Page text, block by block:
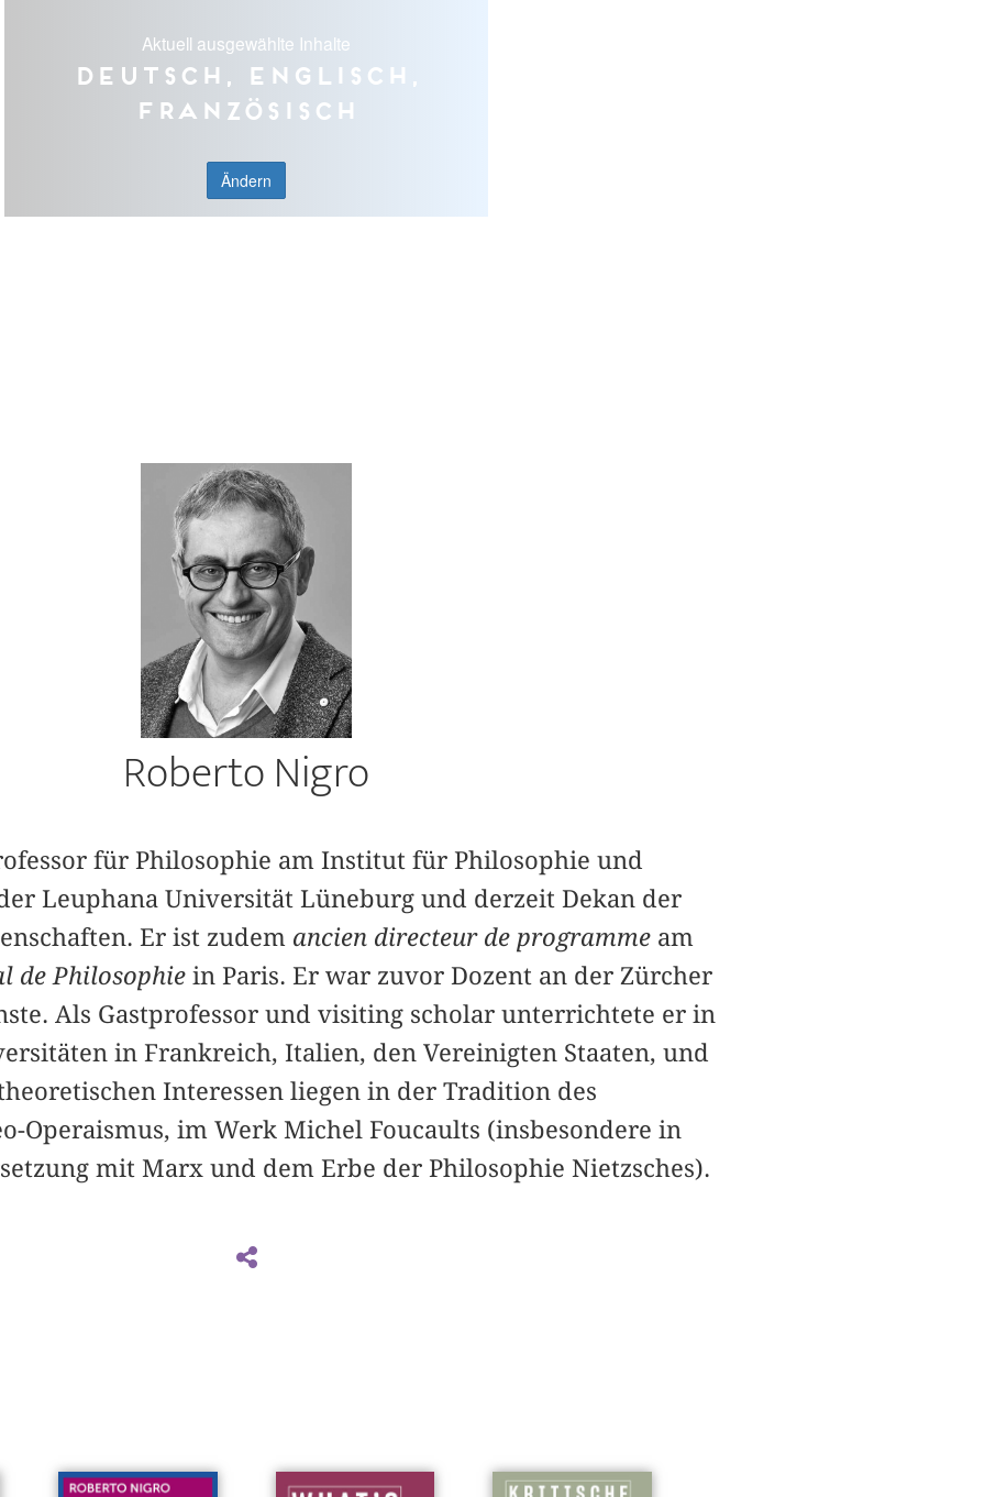
Aktuell ausgewählte Inhalte
Deutsch, Englisch,
Französisch
Ändern
Roberto Nigro
für Philosophie am Institut für Philosophie und
Leuphana Universität Lüneburg und derzeit Dekan der
Er ist zudem ancien directeur de programme am
de Philosophiein Paris. Er war zuvor Dozent an der Zürcher
Als Gastprofessor und visiting scholar unterrichtete er in
in Frankreich, Italien, den Vereinigten Staaten, und
Interessen liegen in der Tradition des
Operaismus, im Werk Michel Foucaults (insbesondere in
mit Marx und dem Erbe der Philosophie Nietzsches).